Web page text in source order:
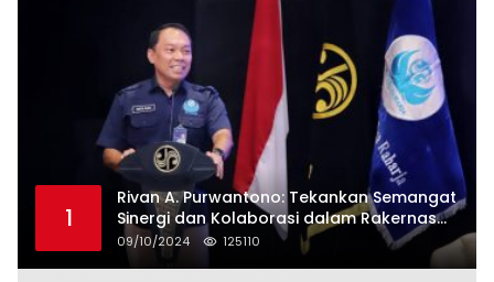
1
Rivan A. Purwantono: Tekankan Semangat
Sinergi dan Kolaborasi dalam Rakernas
Serikat Pekerja Jasa Raharja
09/10/2024 125110